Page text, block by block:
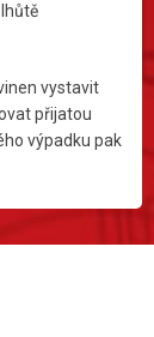
vystavit
přijatou
výpadku pak